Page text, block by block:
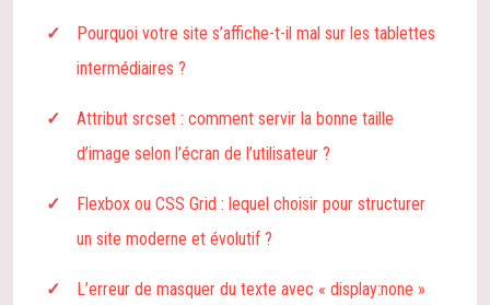
Pourquoi votre site s’affiche-t-il mal sur les tablettes
intermédiaires ?
Attribut srcset : comment servir la bonne taille
d’image selon l’écran de l’utilisateur ?
Flexbox ou CSS Grid : lequel choisir pour structurer
un site moderne et évolutif ?
L’erreur de masquer du texte avec « display:none »